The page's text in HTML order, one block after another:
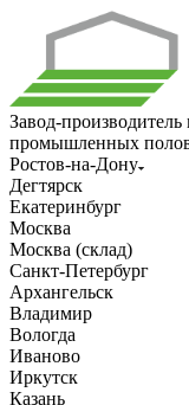
Завод-производитель
промышленных
Ростов-на-Дону
Дегтярск
Екатеринбург
Москва
Москва (склад)
Санкт-Петербург
Архангельск
Владимир
Вологда
Иваново
Иркутск
Казань